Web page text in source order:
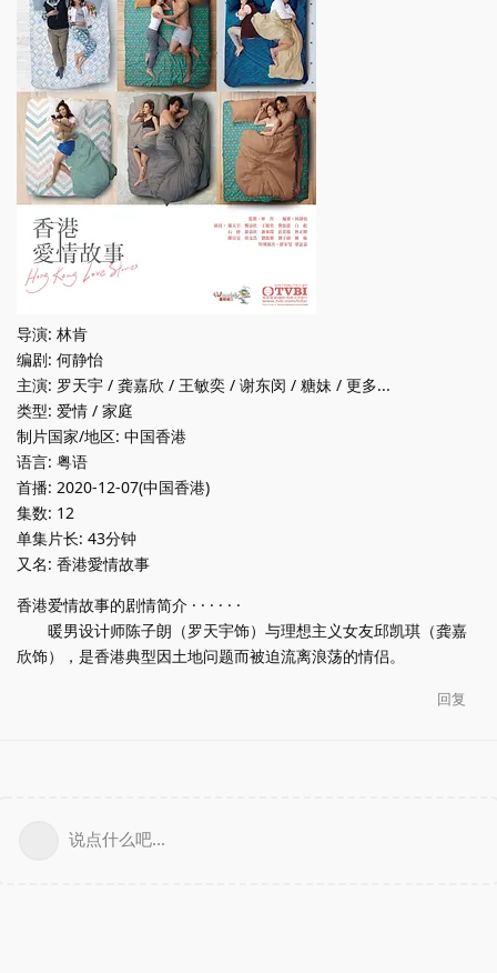
导演: 林肯
编剧: 何静怡
主演: 罗天宇 / 龚嘉欣 / 王敏奕 / 谢东闵 / 糖妹 / 更多...
类型: 爱情 / 家庭
制片国家/地区: 中国香港
语言: 粤语
首播: 2020-12-07(中国香港)
集数: 12
单集片长: 43分钟
又名: 香港愛情故事
香港爱情故事的剧情简介 · · · · · ·
暖男设计师陈子朗（罗天宇饰）与理想主义女友邱凯琪（龚嘉
欣饰），是香港典型因土地问题而被迫流离浪荡的情侣。
回复
说点什么吧...